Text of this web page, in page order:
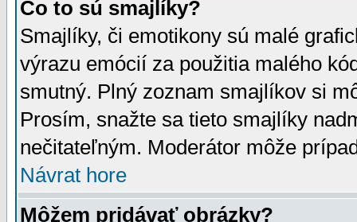
Čo to sú smajlíky?
Smajlíky, či emotikony sú malé
výrazu emócií za použitia malého
smutný. Plný zoznam smajlíkov si
Prosím, snažte sa tieto smajlíky
nečitateľným. Moderátor môže
Návrat hore
Môžem pridávať obrázky?